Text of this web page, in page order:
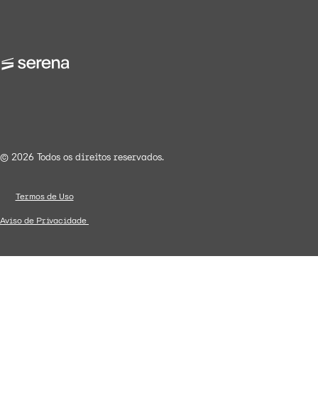
© 2026 Todos os direitos reservados.
Termos de Uso
Aviso de Privacidade